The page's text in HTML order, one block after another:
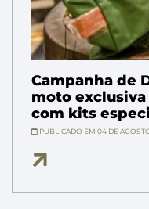
Campanha de
moto
com kits
PUBLICADO EM 04 DE